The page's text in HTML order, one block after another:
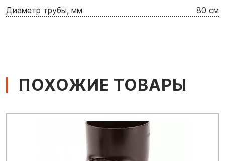
Диаметр трубы, мм 80 см
ПОХОЖИЕ ТОВАРЫ